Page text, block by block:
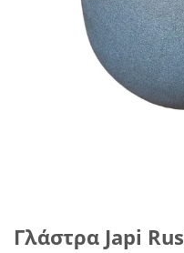
Γλάστρα Japi